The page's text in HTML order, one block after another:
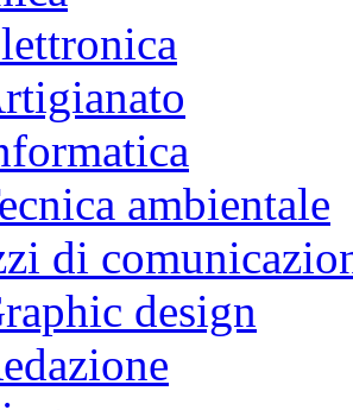
ambientale
di
design